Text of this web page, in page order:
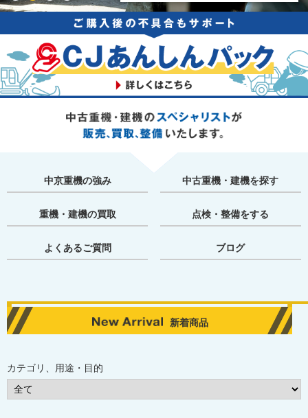
中京重機の強み 中古重機・建機を探す
重機・建機の買取 点検・整備をする
よくあるご質問 ブログ
新着商品
カテゴリ、用途・目的